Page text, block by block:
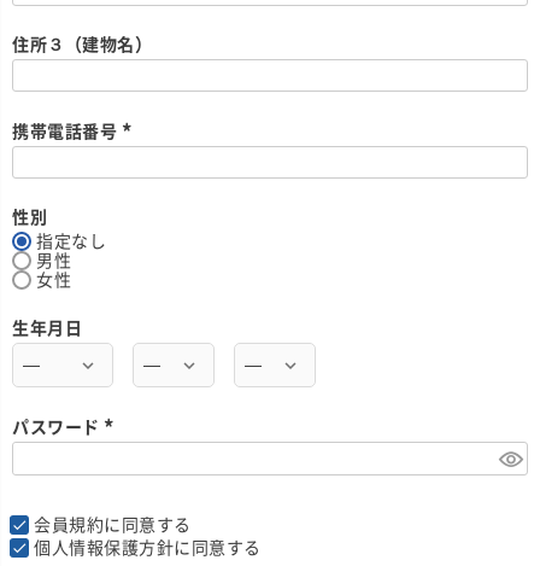
)
住所３（建物名）
携帯電話番号
必
性別
指定なし
男性
女性
生年月日
パスワード
会員規約に同意する
個人情報保護方針に同意する